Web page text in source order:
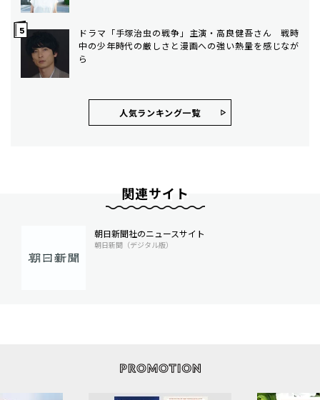
ドラマ「手塚治虫の戦争」主演・高良健吾さん 戦時
中の少年時代の厳しさと漫画への強い熱量を感じなが
ら
人気ランキング⼀覧
関連サイト
朝日新聞社のニュースサイト
朝日新聞（デジタル版）